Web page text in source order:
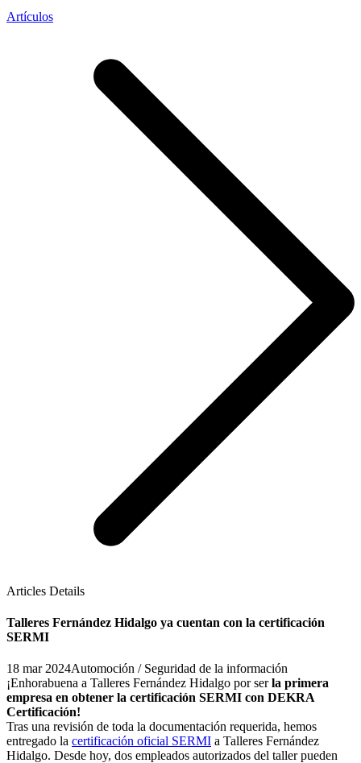
Artículos
Articles Details
Talleres Fernández Hidalgo ya cuentan con la certificación
SERMI
18 mar 2024Automoción / Seguridad de la información
¡Enhorabuena a Talleres Fernández Hidalgo por serla primera
empresa en obtener la certificación SERMI con DEKRA
Certificación!
Tras una revisión de toda la documentación requerida, hemos
entregado la certificación oficial SERMI a Talleres Fernández
Hidalgo. Desde hoy, dos empleados autorizados del taller pueden